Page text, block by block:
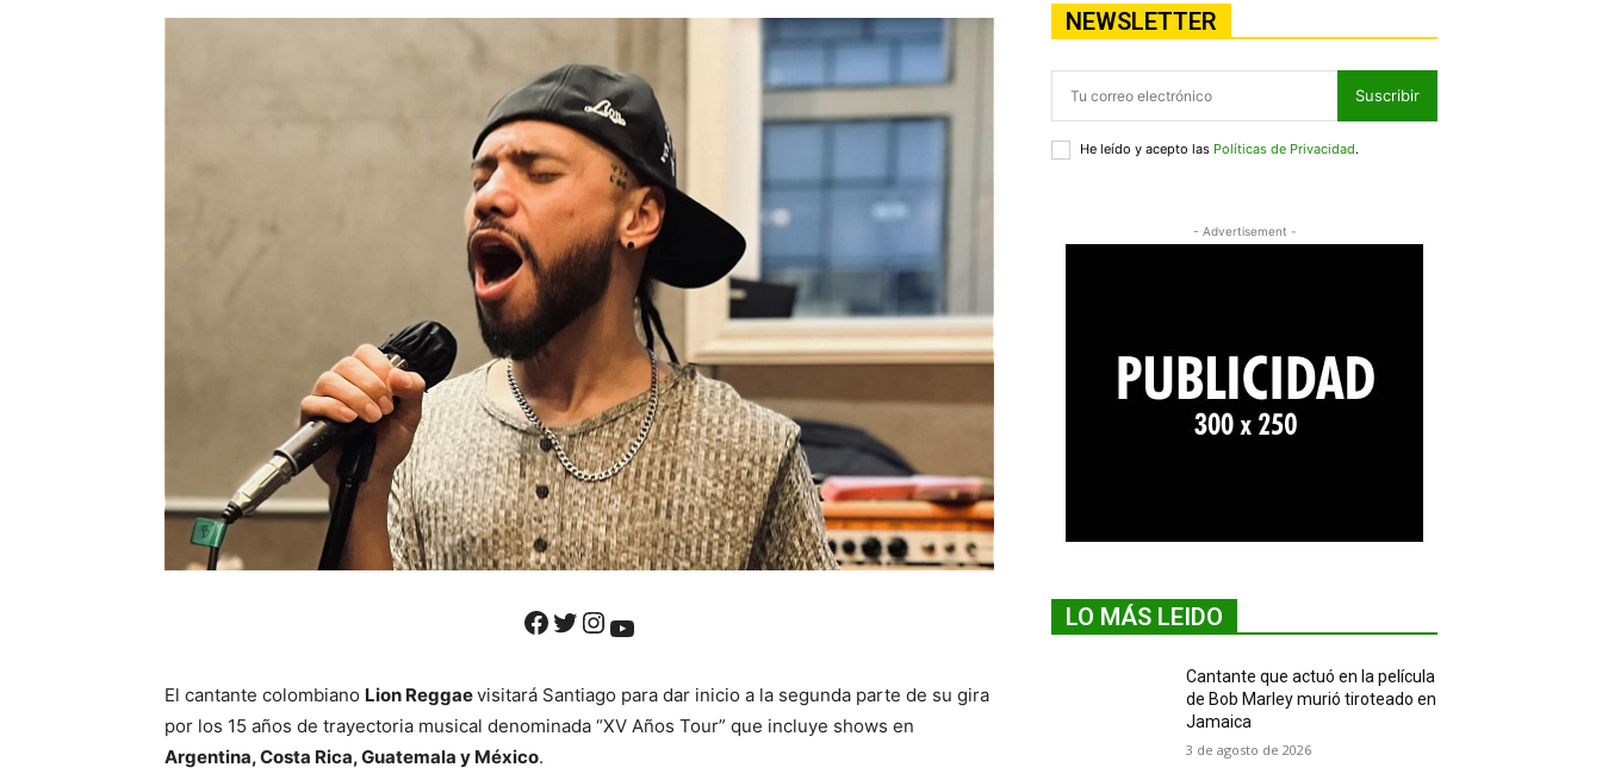
Facebook Twitter Instagram YouTube
El cantante colombiano Lion Reggaevisitará Santiago para dar inicio a la segunda parte de su gira
por los 15 años de trayectoria musical denominada “XV Años Tour” que incluye shows en
Argentina, Costa Rica, Guatemala y México.
NEWSLETTER
Suscribir
He leído y acepto las Políticas de Privacidad.
- Advertisement -
LO MÁS LEIDO
Cantante que actuó en la película
de Bob Marley murió tiroteado en
Jamaica
3 de agosto de 2026